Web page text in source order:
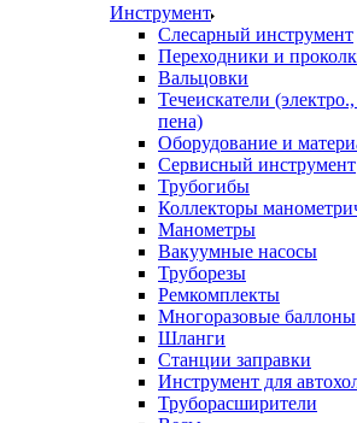
Инструмент
Слесарный инструмент
Переходники и
Вальцовки
Течеискатели
пена)
Оборудование и
Сервисный инструмент
Трубогибы
Коллекторы
Манометры
Вакуумные насосы
Труборезы
Ремкомплекты
Многоразовые баллоны
Шланги
Станции заправки
Инструмент для
Труборасширители